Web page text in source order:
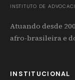
INSTITUTO DE
Atuando desde
afro-brasileira e
INSTITUCIONAL